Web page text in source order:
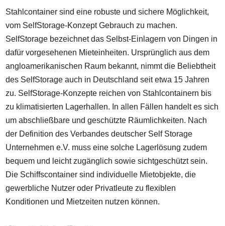
Stahlcontainer sind eine robuste und sichere Möglichkeit,
vom SelfStorage-Konzept Gebrauch zu machen.
SelfStorage bezeichnet das Selbst-Einlagern von Dingen in
dafür vorgesehenen Mieteinheiten. Ursprünglich aus dem
angloamerikanischen Raum bekannt, nimmt die Beliebtheit
des SelfStorage auch in Deutschland seit etwa 15 Jahren
zu. SelfStorage-Konzepte reichen von Stahlcontainern bis
zu klimatisierten Lagerhallen. In allen Fällen handelt es sich
um abschließbare und geschützte Räumlichkeiten. Nach
der Definition des Verbandes deutscher Self Storage
Unternehmen e.V. muss eine solche Lagerlösung zudem
bequem und leicht zugänglich sowie sichtgeschützt sein.
Die Schiffscontainer sind individuelle Mietobjekte, die
gewerbliche Nutzer oder Privatleute zu flexiblen
Konditionen und Mietzeiten nutzen können.